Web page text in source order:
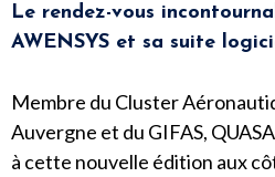
Le rendez-vous
AWENSYS et sa suite
Membre du Cluster
Auvergne et du GIFAS,
à cette nouvelle édition aux